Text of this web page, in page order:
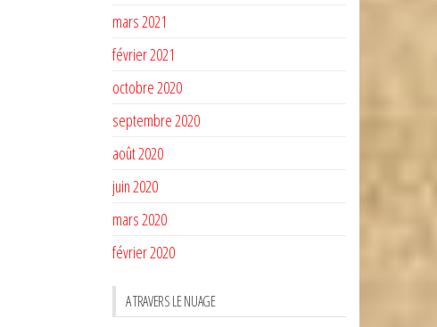
mars 2021
février 2021
octobre 2020
septembre 2020
août 2020
juin 2020
mars 2020
février 2020
A TRAVERS LE NUAGE